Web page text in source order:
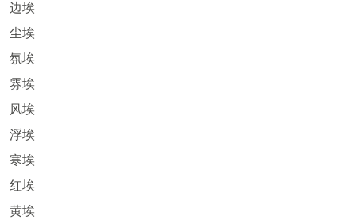
边埃
尘埃
氛埃
雰埃
风埃
浮埃
寒埃
红埃
黄埃